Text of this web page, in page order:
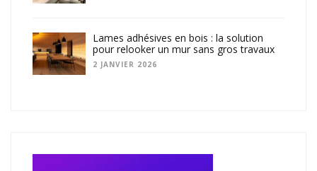
Lames adhésives en bois : la solution
pour relooker un mur sans gros travaux
2 JANVIER 2026